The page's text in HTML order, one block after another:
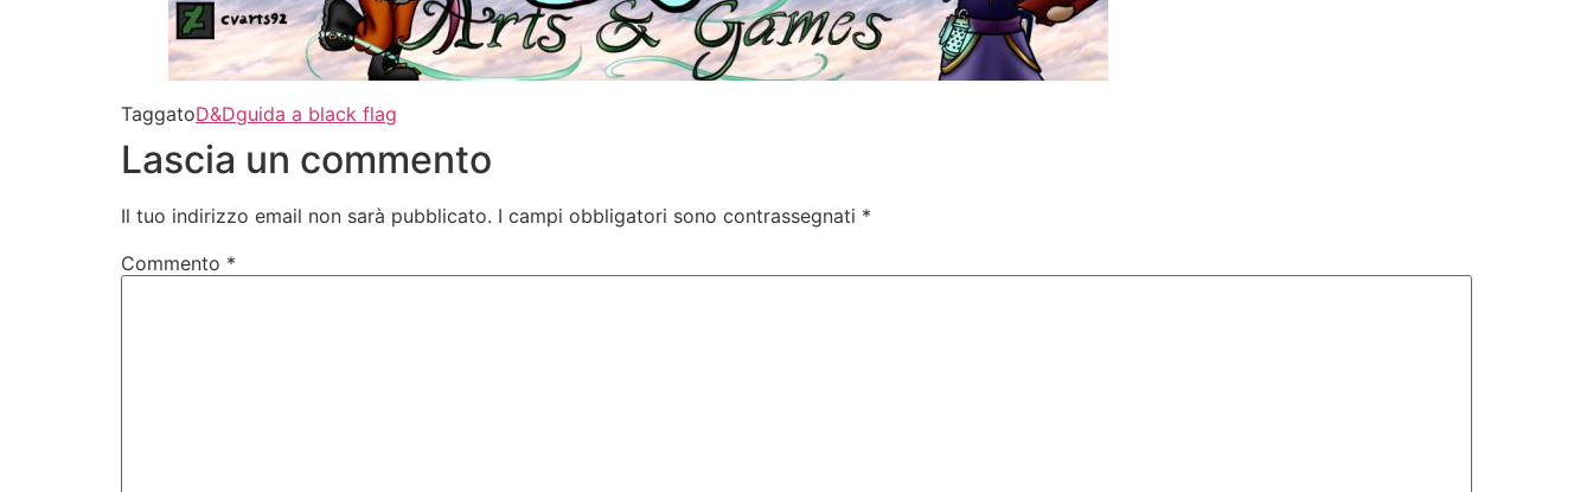
TaggatoD&Dguida a black flag
Lascia un commento
Il tuo indirizzo email non sarà pubblicato. I campi obbligatori sono contrassegnati *
Commento *